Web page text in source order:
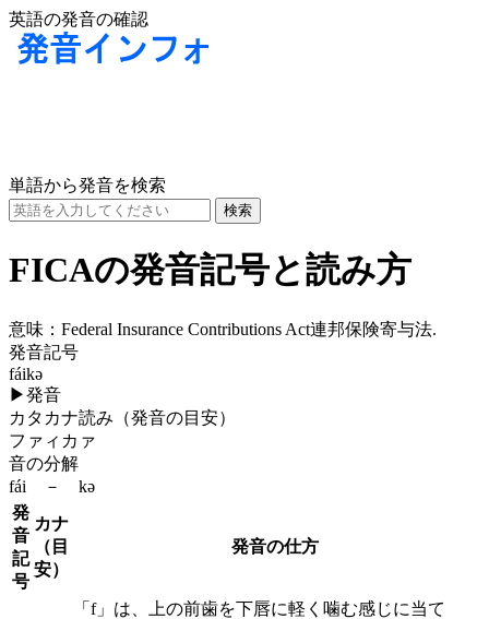
英語の発音の確認
単語から発音を検索
FICAの発音記号と読み方
意味： Federal Insurance Contributions Act連邦保険寄与法.
発音記号
fáikə
▶発音
カタカナ読み（発音の目安）
ファィカァ
音の分解
fái － kə
発
音
記
号
カナ
（目
安）
発音の仕方
「f」は、上の前歯を下唇に軽く噛む感じに当て